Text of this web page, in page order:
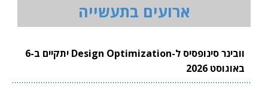
ארועים בתעשייה
וובינר סינופסיס ל-Design Optimization יתקיים ב-6
באוגוסט 2026